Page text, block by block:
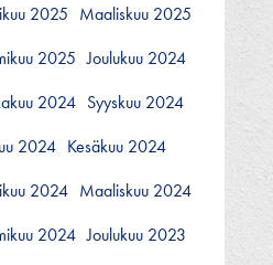
2025 Maaliskuu 2025
2025 Joulukuu 2024
2024 Syyskuu 2024
2024 Kesäkuu 2024
2024 Maaliskuu 2024
2024 Joulukuu 2023